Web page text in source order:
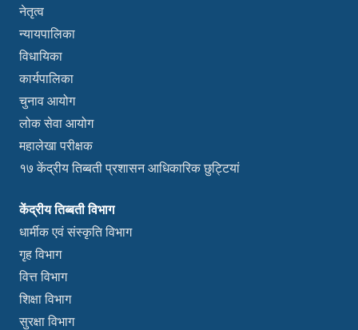
नेतृत्व
न्यायपालिका
विधायिका
कार्यपालिका
चुनाव आयोग
लोक सेवा आयोग
महालेखा परीक्षक
१७ केंद्रीय तिब्बती प्रशासन आधिकारिक छुट्टियां
केंद्रीय तिब्बती विभाग
धार्मीक एवं संस्कृति विभाग
गृह विभाग
वित्त विभाग
शिक्षा विभाग
सुरक्षा विभाग